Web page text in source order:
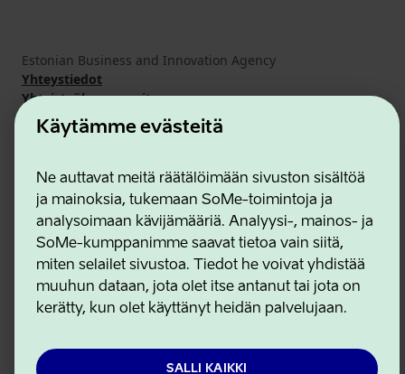
Käytämme evästeitä
Ne auttavat meitä räätälöimään sivuston sisältöä
ja mainoksia, tukemaan SoMe-toimintoja ja
analysoimaan kävijämääriä. Analyysi-, mainos- ja
SoMe-kumppanimme saavat tietoa vain siitä,
miten selailet sivustoa. Tiedot he voivat yhdistää
muuhun dataan, jota olet itse antanut tai jota on
kerätty, kun olet käyttänyt heidän palvelujaan.
SALLI KAIKKI
Estonian Business and Innovation Agency
Yhteystiedot
Yhteistyökumppanit
Käyttöehdot
Eväste- ja tietosuojakäytäntö